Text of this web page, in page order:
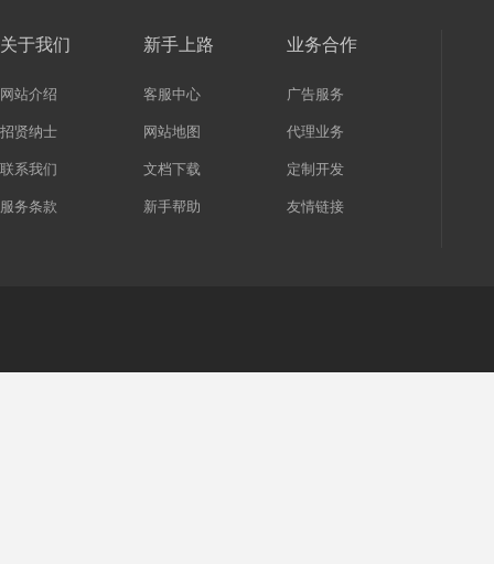
关于我们
网站介绍
招贤纳士
联系我们
服务条款
新手上路
客服中心
网站地图
文档下载
新手帮助
业务合作
广告服务
代理业务
定制开发
友情链接